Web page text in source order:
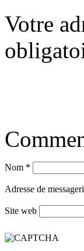
Votre
Nom *
Adresse de
Site web